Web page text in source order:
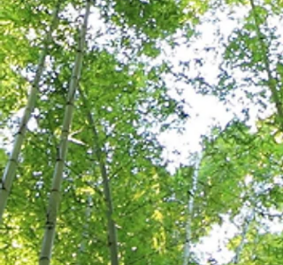
- ZIELDEFINIERUNG
- Ess-Verhaltensanalyse (inkl. Auswertung)
- 4 Wochen Ernährungsplan inkl. Coaching
- Check-In Messung nach 4 Wochen